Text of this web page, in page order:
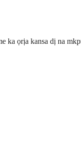
ka ọrịa kansa dị na